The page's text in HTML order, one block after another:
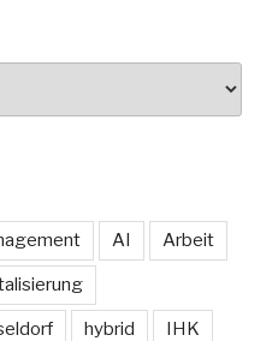
AI Arbeit
hybrid IHK